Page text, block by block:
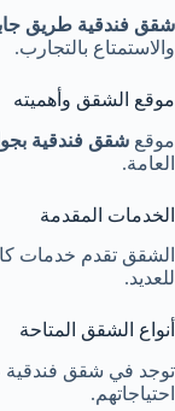
شقق فندقية طريق
والاستمتاع بالتجارب.
موقع الشقق وأهميته
موقع شقق فندقية
العامة.
الخدمات المقدمة
الشقق تقدم خدمات
للعديد.
أنواع الشقق المتاحة
توجد في شقق فندقية
احتياجاتهم.